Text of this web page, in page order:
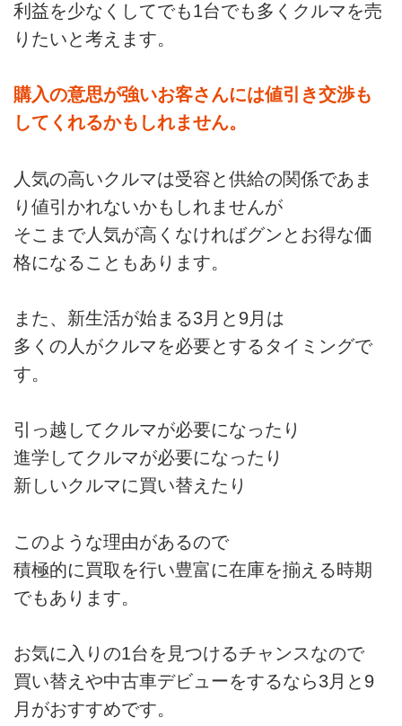
利益を少なくしてでも1台でも多くクルマを売
りたいと考えます。
購入の意思が強いお客さんには値引き交渉も
してくれるかもしれません。
人気の高いクルマは受容と供給の関係であま
り値引かれないかもしれませんが
そこまで人気が高くなければグンとお得な価
格になることもあります。
また、新生活が始まる3月と9月は
多くの人がクルマを必要とするタイミングで
す。
引っ越してクルマが必要になったり
進学してクルマが必要になったり
新しいクルマに買い替えたり
このような理由があるので
積極的に買取を行い豊富に在庫を揃える時期
でもあります。
お気に入りの1台を見つけるチャンスなので
買い替えや中古車デビューをするなら3月と9
月がおすすめです。